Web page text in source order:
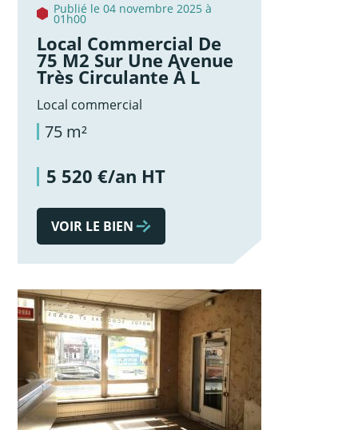
Publié le 04 novembre 2025 à
01h00
Local Commercial De
75 M2 Sur Une Avenue
Très Circulante À L
Local commercial
75 m²
5 520 €/an HT
VOIR LE BIEN